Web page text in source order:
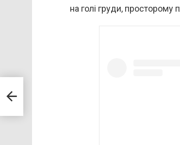
на голі груди, просторому